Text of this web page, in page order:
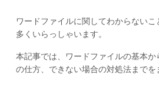
ワードファイルに関してわからない
多くいらっしゃいます。
本記事では、ワードファイルの基本
の仕方、できない場合の対処法までを